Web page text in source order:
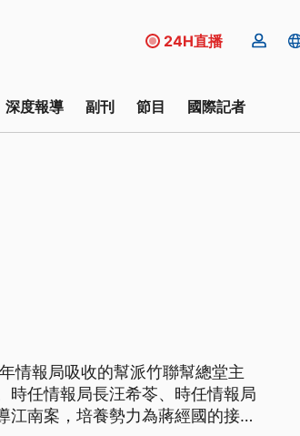
24H直播
深度報導 副刊 節目 國際記者
情報局吸收的幫派竹聯幫總堂主
時任情報局長汪希苓、時任情報局
南案，培養勢力為蔣經國的接班